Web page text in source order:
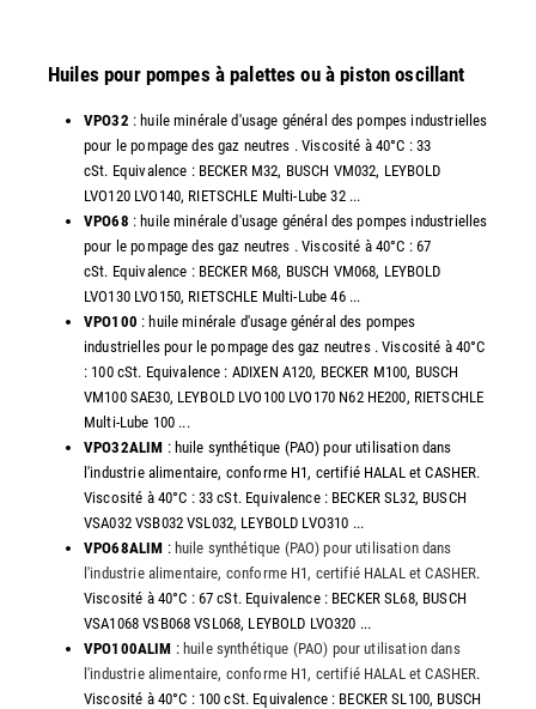
Huiles pour pompes à palettes ou à piston oscillant
VPO32 : huile minérale d'usage général des pompes industrielles
pour le pompage des gaz neutres . Viscosité à 40°C : 33
cSt. Equivalence : BECKER M32, BUSCH VM032, LEYBOLD
LVO120 LVO140, RIETSCHLE Multi-Lube 32 ...
VPO68 : huile minérale d'usage général des pompes industrielles
pour le pompage des gaz neutres . Viscosité à 40°C : 67
cSt. Equivalence : BECKER M68, BUSCH VM068, LEYBOLD
LVO130 LVO150, RIETSCHLE Multi-Lube 46 ...
VPO100 : huile minérale d'usage général des pompes
industrielles pour le pompage des gaz neutres . Viscosité à 40°C
: 100 cSt. Equivalence : ADIXEN A120, BECKER M100, BUSCH
VM100 SAE30, LEYBOLD LVO100 LVO170 N62 HE200, RIETSCHLE
Multi-Lube 100 ...
VPO32ALIM : huile synthétique (PAO) pour utilisation dans
l'industrie alimentaire, conforme H1, certifié HALAL et CASHER.
Viscosité à 40°C : 33 cSt. Equivalence : BECKER SL32, BUSCH
VSA032 VSB032 VSL032, LEYBOLD LVO310 ...
VPO68ALIM : huile synthétique (PAO) pour utilisation dans
l'industrie alimentaire, conforme H1, certifié HALAL et CASHER.
Viscosité à 40°C : 67 cSt. Equivalence : BECKER SL68, BUSCH
VSA1068 VSB068 VSL068, LEYBOLD LVO320 ...
VPO100ALIM : huile synthétique (PAO) pour utilisation dans
l'industrie alimentaire, conforme H1, certifié HALAL et CASHER.
Viscosité à 40°C : 100 cSt. Equivalence : BECKER SL100, BUSCH